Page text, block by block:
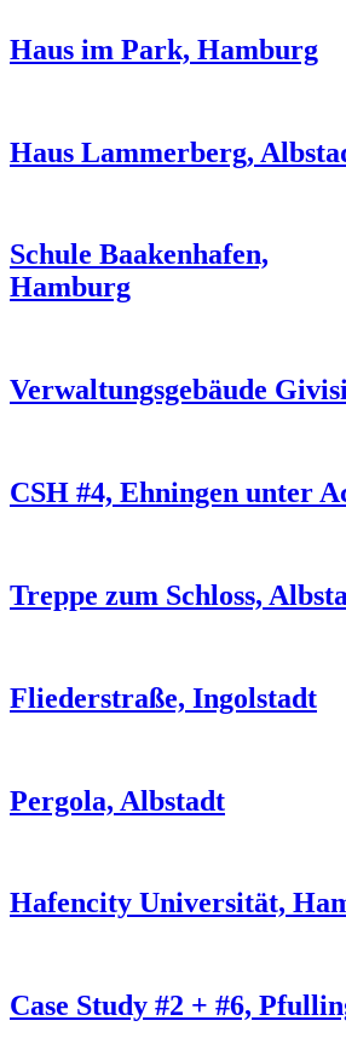
Haus im Park, Hamburg
Haus Lammerberg,
Schule Baakenhafen,
Hamburg
Verwaltungsgebäude
CSH #4, Ehningen unter
Treppe zum Schloss,
Fliederstraße, Ingolstadt
Pergola, Albstadt
Hafencity Universität,
Case Study #2 + #6,